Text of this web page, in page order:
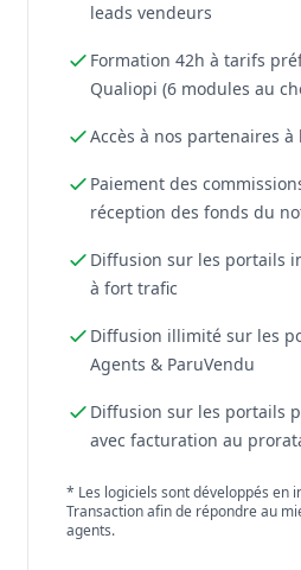
leads vendeurs
Formation 42h à tarifs
Qualiopi (6 modules au
Accès à nos partenaires à
Paiement des
réception des fonds du
Diffusion sur les portails
à fort trafic
Diffusion illimité sur les
Agents & ParuVendu
Diffusion sur les portails
avec facturation au
* Les logiciels sont développés en
Transaction afin de répondre au
agents.